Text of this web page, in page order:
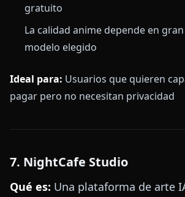
gratuito
La calidad anime depende en
modelo elegido
Ideal para: Usuarios que quieren
pagar pero no necesitan privacidad
7. NightCafe Studio
Qué es: Una plataforma de arte